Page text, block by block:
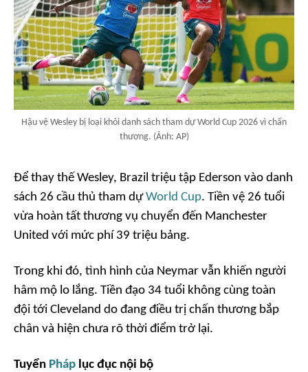
Hậu vệ Wesley bị loại khỏi danh sách tham dự World Cup 2026 vì chấn
thương. (Ảnh: AP)
Để thay thế Wesley, Brazil triệu tập Ederson vào danh
sách 26 cầu thủ tham dựWorld Cup. Tiền vệ 26 tuổi
vừa hoàn tất thương vụ chuyển đến Manchester
United với mức phí 39 triệu bảng.
Trong khi đó, tình hình của Neymar vẫn khiến người
hâm mộ lo lắng. Tiền đạo 34 tuổi không cùng toàn
đội tới Cleveland do đang điều trị chấn thương bắp
chân và hiện chưa rõ thời điểm trở lại.
Tuyển Pháp lục đục nội bộ